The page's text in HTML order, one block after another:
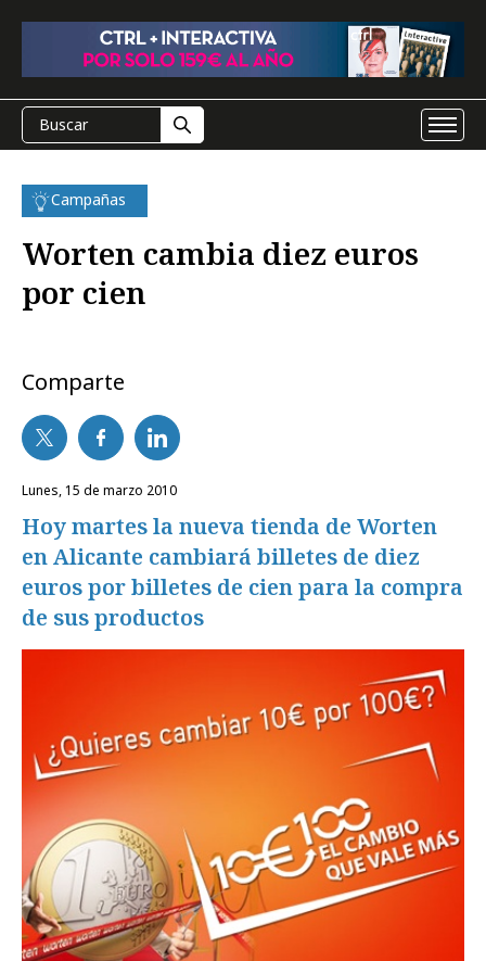
Campañas
Worten cambia diez euros
por cien
Comparte
lunes, 15 de marzo 2010
Hoy martes la nueva tienda de Worten
en Alicante cambiará billetes de diez
euros por billetes de cien para la compra
de sus productos